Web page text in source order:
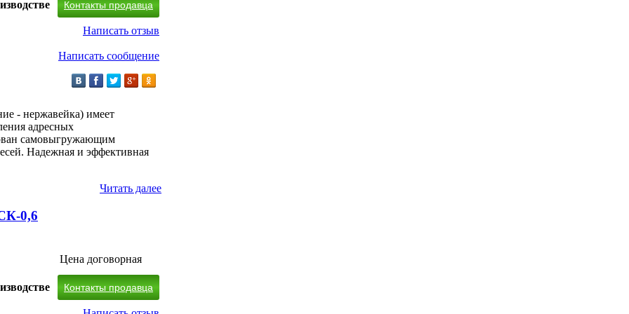
Контакты продавца
Написать отзыв
Написать сообщение
- нержавейка) имеет
адресных
самовыгружающим
Надежная и эффективная
Читать далее
0,6
Цена договорная
Контакты продавца